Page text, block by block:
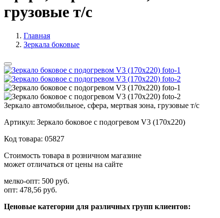
грузовые т/с
Главная
Зеркала боковые
Зеркало автомобильное, сфера, мертвая зона, грузовые т/с
Артикул: Зеркало боковое с подогревом V3 (170х220)
Код товара: 05827
Стоимость товара в розничном магазине
может отличаться от цены на сайте
мелко-опт: 500 руб.
опт: 478,56 руб.
Ценовые категории для различных групп клиентов: